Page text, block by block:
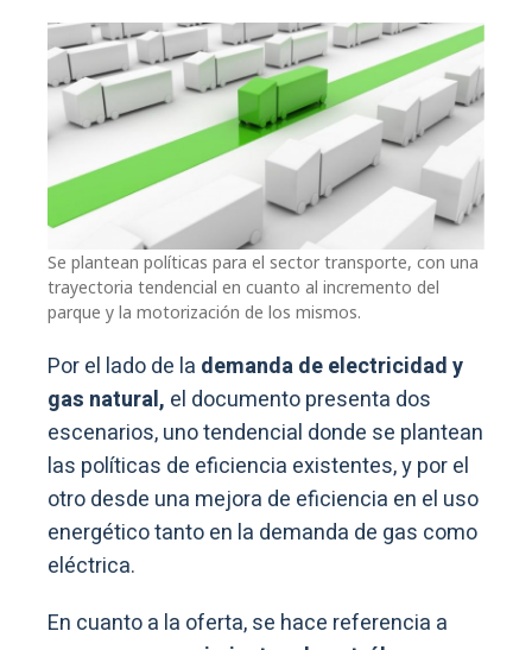
Se plantean políticas para el sector transporte, con una
trayectoria tendencial en cuanto al incremento del
parque y la motorización de los mismos.
Por el lado de la demanda de electricidad y
gas natural, el documento presenta dos
escenarios, uno tendencial donde se plantean
las políticas de eficiencia existentes, y por el
otro desde una mejora de eficiencia en el uso
energético tanto en la demanda de gas como
eléctrica.
En cuanto a la oferta, se hace referencia a